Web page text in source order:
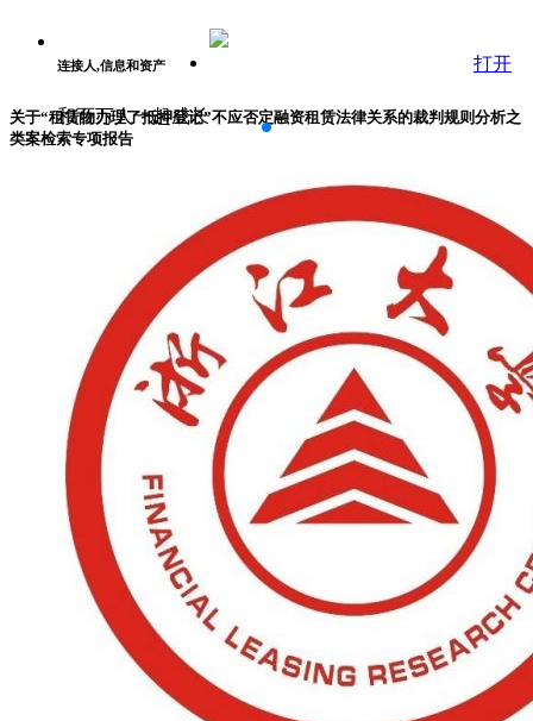
连接人,信息和资产
和百万人一起成长
打开
关于“租赁物办理了抵押登记”不应否定融资租赁法律关系的裁判规则分析之
类案检索专项报告